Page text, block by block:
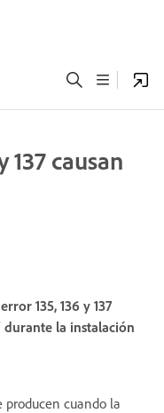
137 causan
135, 136 y 137
la instalación
producen cuando la